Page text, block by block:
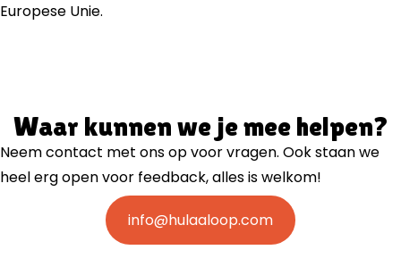
Europese Unie.
Waar kunnen we je mee helpen?
Neem contact met ons op voor vragen. Ook staan we
heel erg open voor feedback, alles is welkom!
info@hulaaloop.com